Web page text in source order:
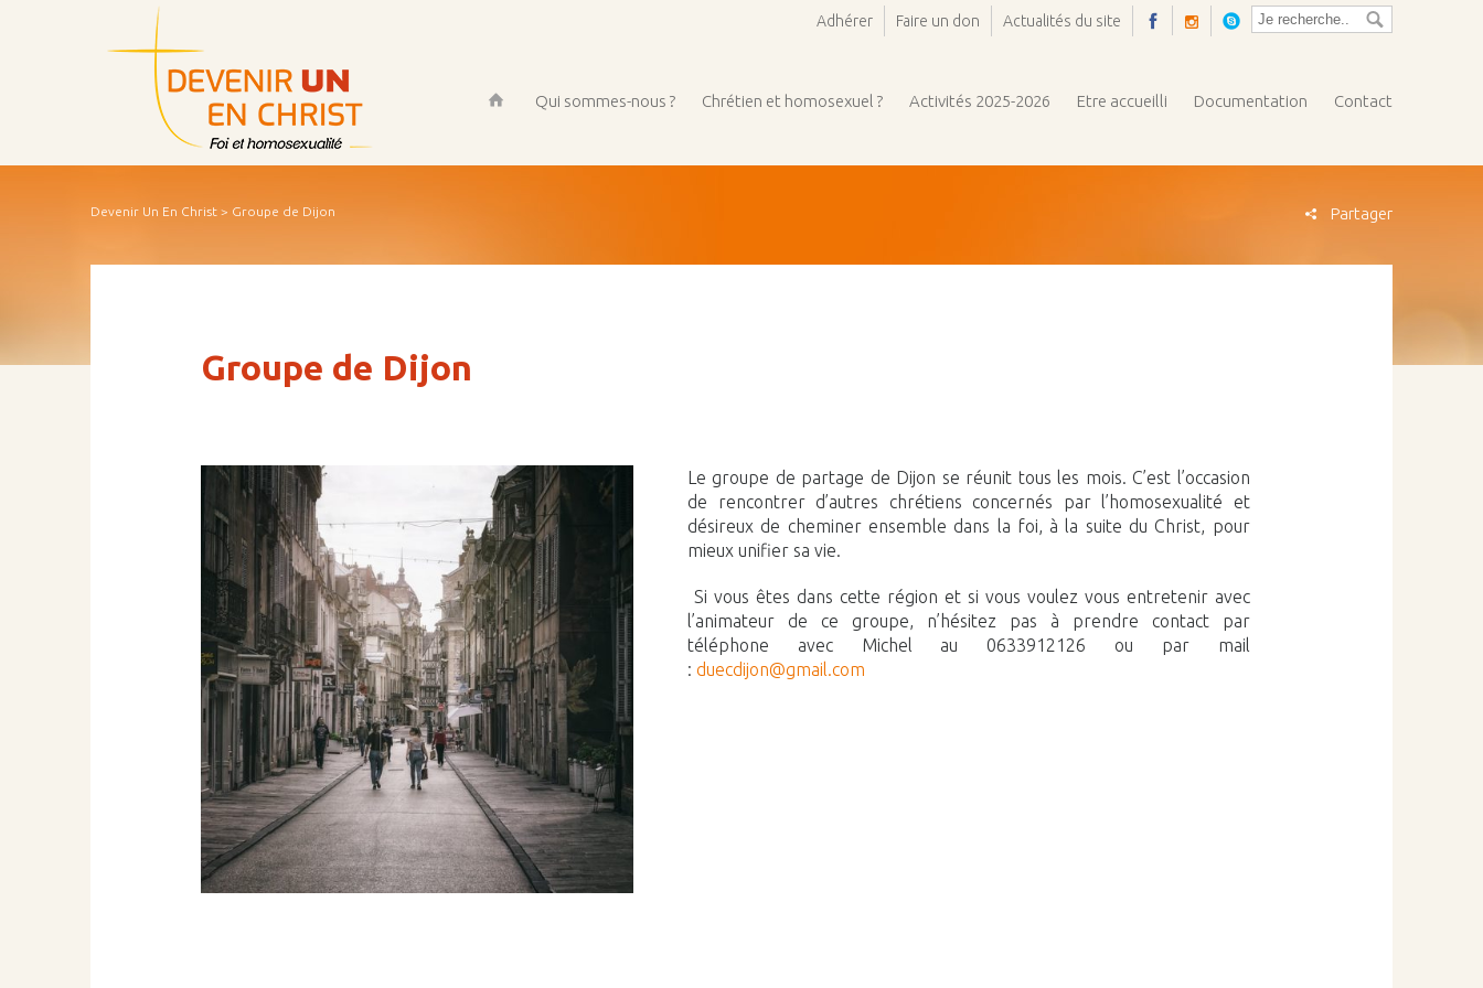
Adhérer Faire un don
Actualités du site
up
Qui sommes-nous ? Chrétien et homosexuel ? Activités 2025-2026 Etre accueilli Documentation Contact
Devenir Un En Christ > Groupe de Dijon Partager
Groupe de Dijon
Le groupe de partage de Dijon se réunit tous les mois. C’est l’occasion
de rencontrer d’autres chrétiens concernés par l’homosexualité et
désireux de cheminer ensemble dans la foi, à la suite du Christ, pour
mieux unifier sa vie.
Si vous êtes dans cette région et si vous voulez vous entretenir avec
l’animateur de ce groupe, n’hésitez pas à prendre contact par
téléphone avec Michel au 0633912126 ou par mail
: duecdijon@gmail.com